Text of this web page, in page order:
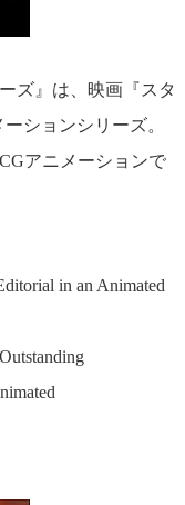
ズ』は、映画『スタ
ションシリーズ。
アニメーションで
in an Animated